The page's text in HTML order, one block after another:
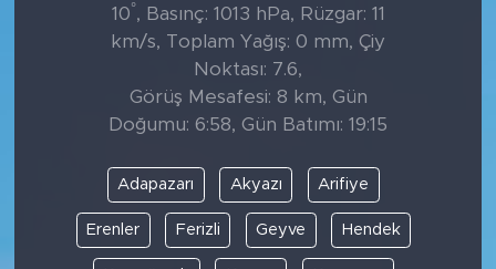
10°, Basınç: 1013 hPa, Rüzgar: 11
km/s, Toplam Yağış: 0 mm, Çiy
Noktası: 7.6,
Görüş Mesafesi: 8 km, Gün
Doğumu: 6:58, Gün Batımı: 19:15
Adapazarı Akyazı Arifiye
Erenler Ferizli Geyve Hendek